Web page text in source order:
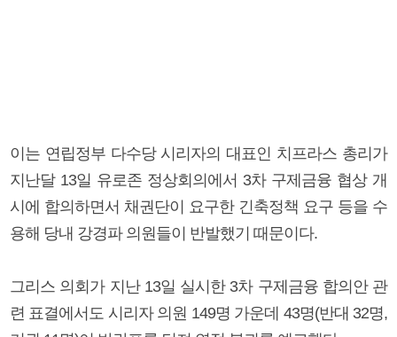
이는 연립정부 다수당 시리자의 대표인 치프라스 총리가
지난달 13일 유로존 정상회의에서 3차 구제금융 협상 개
시에 합의하면서 채권단이 요구한 긴축정책 요구 등을 수
용해 당내 강경파 의원들이 반발했기 때문이다.
그리스 의회가 지난 13일 실시한 3차 구제금융 합의안 관
련 표결에서도 시리자 의원 149명 가운데 43명(반대 32명,